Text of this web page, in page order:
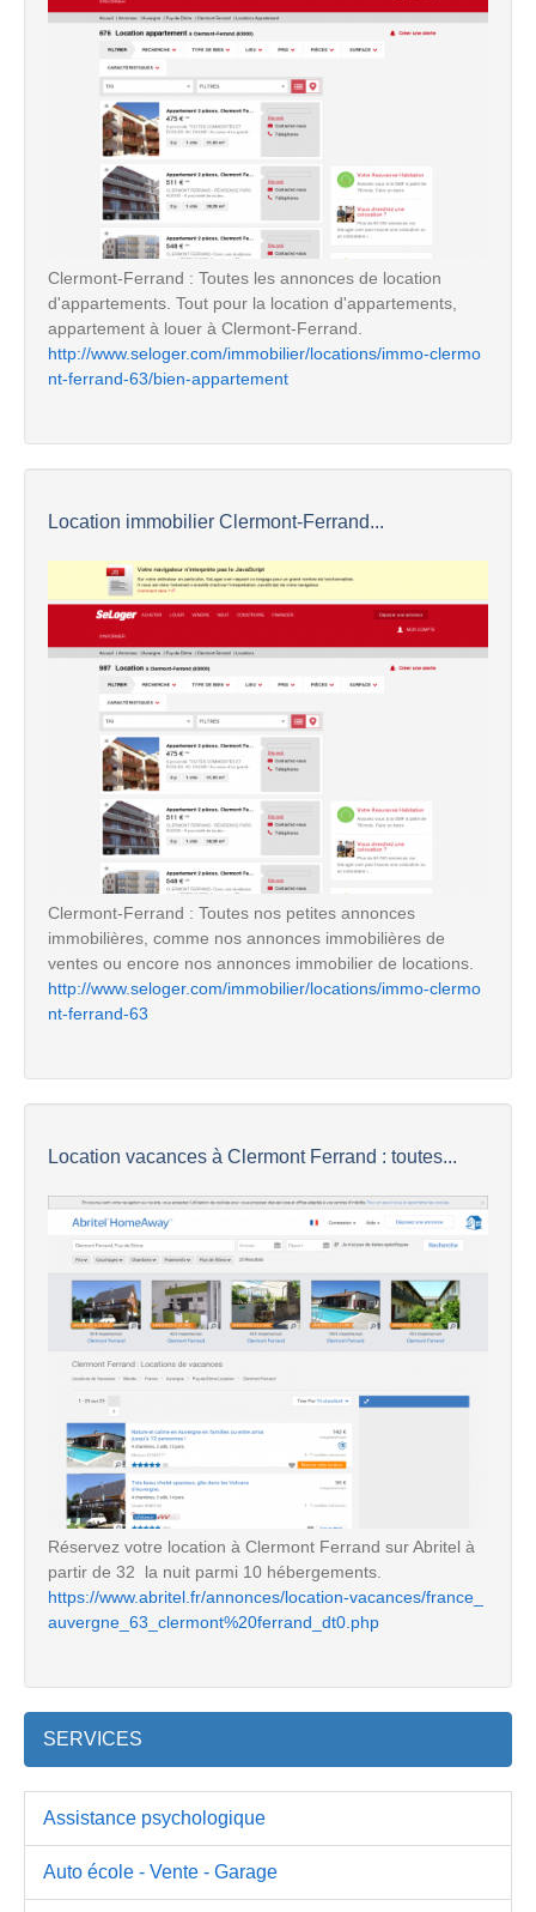
Clermont-Ferrand : Toutes les annonces de location
d'appartements. Tout pour la location d'appartements,
appartement à louer à Clermont-Ferrand.
http://www.seloger.com/immobilier/locations/immo-clermo
nt-ferrand-63/bien-appartement
Location immobilier Clermont-Ferrand...
Clermont-Ferrand : Toutes nos petites annonces
immobilières, comme nos annonces immobilières de
ventes ou encore nos annonces immobilier de locations.
http://www.seloger.com/immobilier/locations/immo-clermo
nt-ferrand-63
Location vacances à Clermont Ferrand : toutes...
Réservez votre location à Clermont Ferrand sur Abritel à
partir de 32  la nuit parmi 10 hébergements.
https://www.abritel.fr/annonces/location-vacances/france_
auvergne_63_clermont%20ferrand_dt0.php
SERVICES
Assistance psychologique
Auto école - Vente - Garage